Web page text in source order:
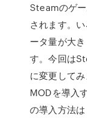
Steamのゲ
されます。
ータ量が大
す。今回は
に変更して
MODを導入
の導入方法は